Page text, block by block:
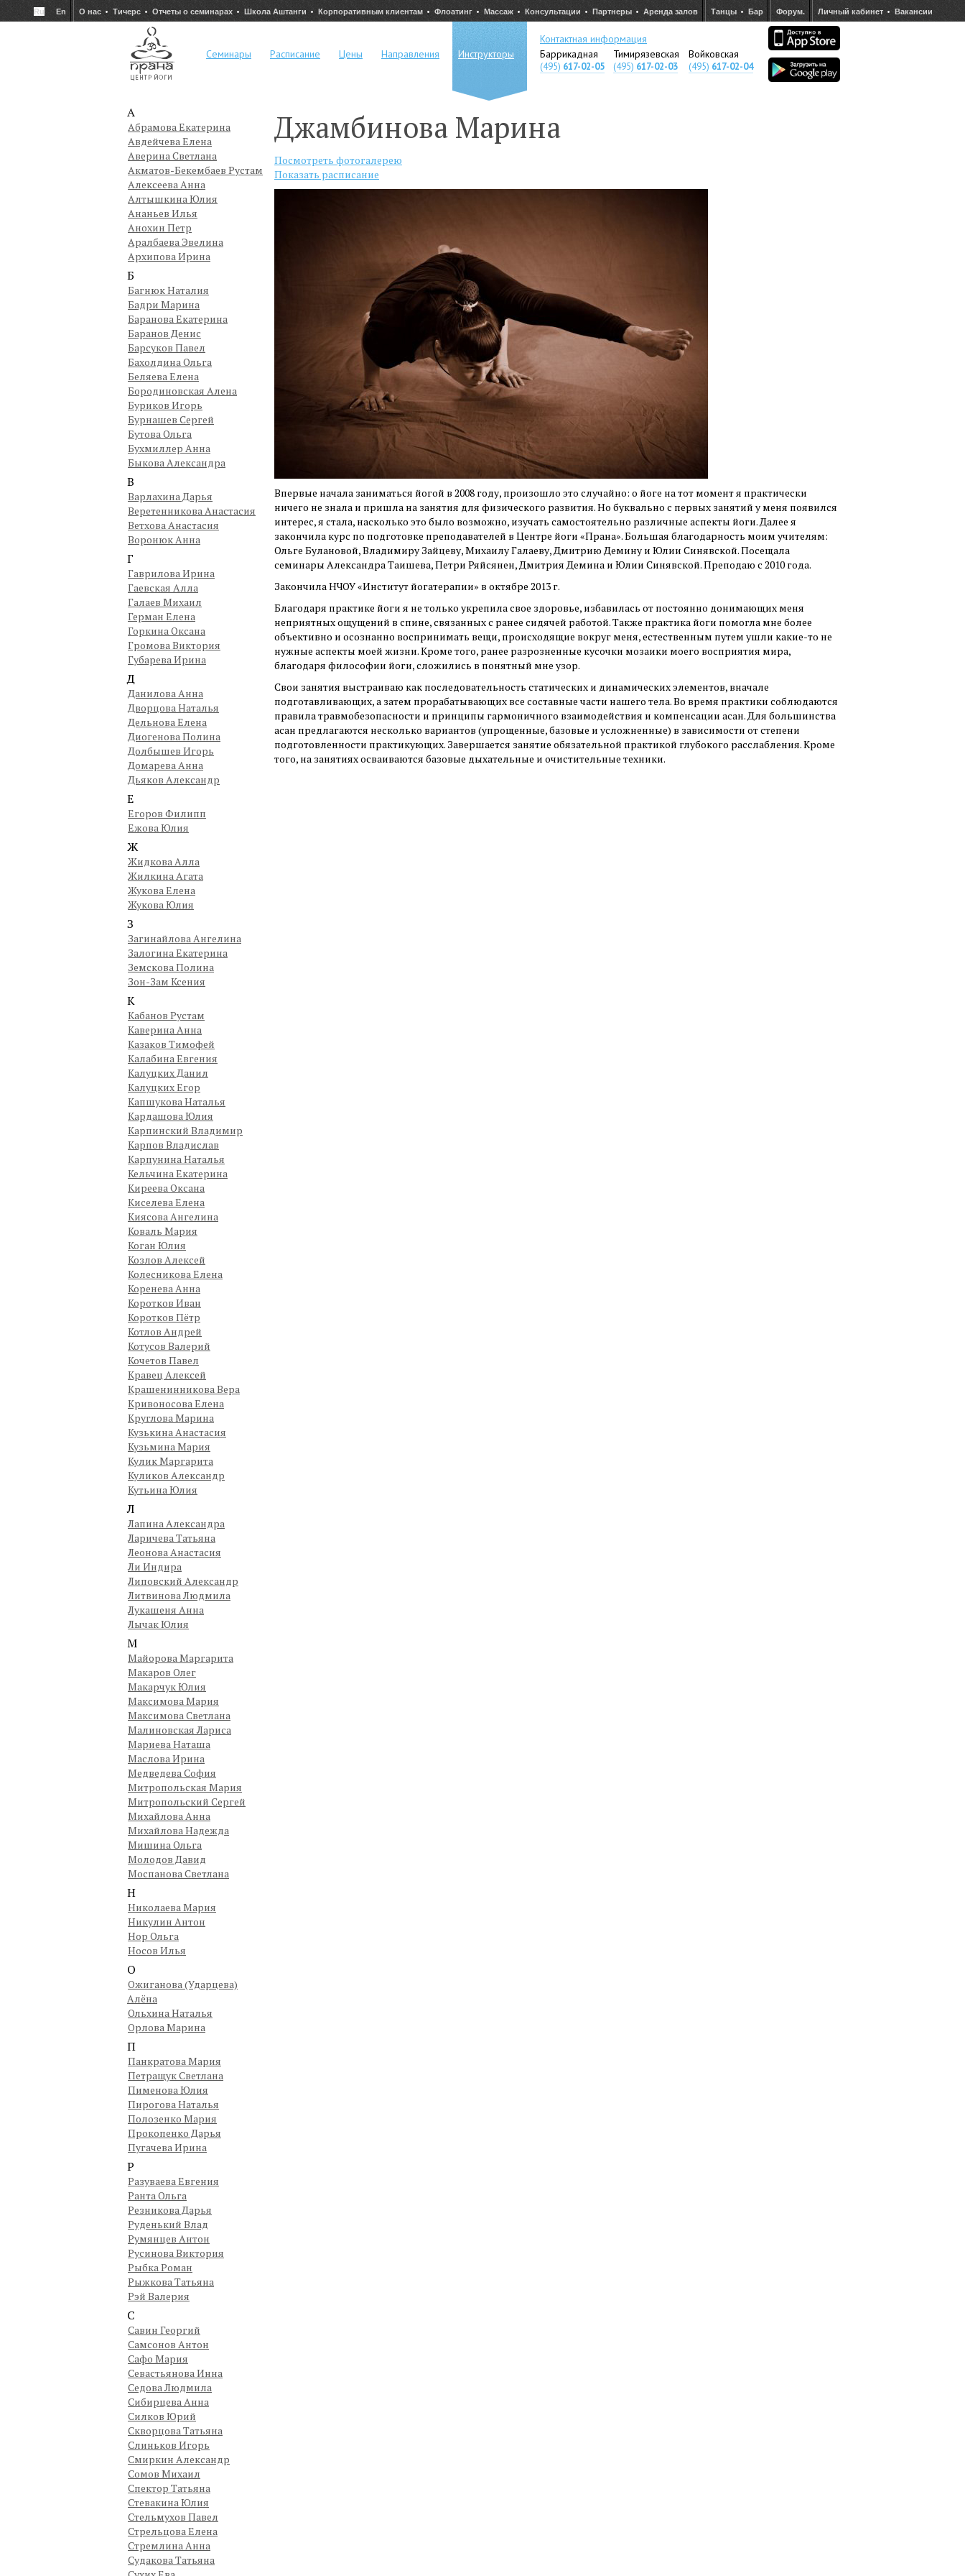
Ru En О нас Тичерс Отчеты о семинарах Школа Аштанги Корпоративным клиентам Флоатинг Массаж Консультации Партнеры Аренда залов Танцы Бар Форум. Личный кабинет Вакансии
Семинары Расписание Цены Направления Инструкторы
Контактная информация
Баррикадная
Тимирязевская Войковская
(495) 617-02-05 (495) 617-02-03 (495) 617-02-04
А
Абрамова Екатерина
Авдейчева Елена
Аверина Светлана
Акматов-Бекембаев Рустам
Алексеева Анна
Алтышкина Юлия
Ананьев Илья
Анохин Петр
Аралбаева Эвелина
Архипова Ирина
Б
Багнюк Наталия
Бадри Марина
Баранова Екатерина
Баранов Денис
Барсуков Павел
Бахолдина Ольга
Беляева Елена
Бородиновская Алена
Буриков Игорь
Бурнашев Сергей
Бутова Ольга
Бухмиллер Анна
Быкова Александра
В
Варлахина Дарья
Веретенникова Анастасия
Ветхова Анастасия
Воронюк Анна
Г
Гаврилова Ирина
Гаевская Алла
Галаев Михаил
Герман Елена
Горкина Оксана
Громова Виктория
Губарева Ирина
Д
Данилова Анна
Дворцова Наталья
Дельнова Елена
Диогенова Полина
Долбышев Игорь
Домарева Анна
Дьяков Александр
Е
Егоров Филипп
Ежова Юлия
Ж
Жидкова Алла
Жилкина Агата
Жукова Елена
Жукова Юлия
З
Загинайлова Ангелина
Залогина Екатерина
Земскова Полина
Зон-Зам Ксения
К
Кабанов Рустам
Каверина Анна
Казаков Тимофей
Калабина Евгения
Калуцких Данил
Калуцких Егор
Капшукова Наталья
Кардашова Юлия
Карпинский Владимир
Карпов Владислав
Карпунина Наталья
Кельчина Екатерина
Киреева Оксана
Киселева Елена
Киясова Ангелина
Коваль Мария
Коган Юлия
Козлов Алексей
Колесникова Елена
Коренева Анна
Коротков Иван
Коротков Пётр
Котлов Андрей
Котусов Валерий
Кочетов Павел
Кравец Алексей
Крашенинникова Вера
Кривоносова Елена
Круглова Марина
Кузькина Анастасия
Кузьмина Мария
Кулик Маргарита
Куликов Александр
Кутьина Юлия
Л
Лапина Александра
Ларичева Татьяна
Леонова Анастасия
Ли Индира
Липовский Александр
Литвинова Людмила
Лукашеня Анна
Лычак Юлия
М
Майорова Маргарита
Макаров Олег
Макарчук Юлия
Максимова Мария
Максимова Светлана
Малиновская Лариса
Мариева Наташа
Маслова Ирина
Медведева София
Митропольская Мария
Митропольский Сергей
Михайлова Анна
Михайлова Надежда
Мишина Ольга
Молодов Давид
Моспанова Светлана
Н
Николаева Мария
Никулин Антон
Нор Ольга
Носов Илья
О
Ожиганова (Ударцева)
Алёна
Ольхина Наталья
Орлова Марина
П
Панкратова Мария
Петращук Светлана
Пименова Юлия
Пирогова Наталья
Полозенко Мария
Прокопенко Дарья
Пугачева Ирина
Р
Разуваева Евгения
Ранта Ольга
Резникова Дарья
Руденький Влад
Румянцев Антон
Русинова Виктория
Рыбка Роман
Рыжкова Татьяна
Рэй Валерия
С
Савин Георгий
Самсонов Антон
Сафо Мария
Севастьянова Инна
Седова Людмила
Сибирцева Анна
Силков Юрий
Скворцова Татьяна
Слиньков Игорь
Смиркин Александр
Сомов Михаил
Спектор Татьяна
Стевакина Юлия
Стельмухов Павел
Стрельцова Елена
Стремлина Анна
Судакова Татьяна
Джамбинова Марина
Посмотреть фотогалерею
Показать расписание
Впервые начала заниматься йогой в 2008 году, произошло это случайно: о йоге на тот момент я практически
ничего не знала и пришла на занятия для физического развития. Но буквально с первых занятий у меня появился
интерес, я стала, насколько это было возможно, изучать самостоятельно различные аспекты йоги. Далее я
закончила курс по подготовке преподавателей в Центре йоги «Прана». Большая благодарность моим учителям:
Ольге Булановой, Владимиру Зайцеву, Михаилу Галаеву, Дмитрию Демину и Юлии Синявской. Посещала
семинары Александра Таишева, Петри Ряйсянен, Дмитрия Демина и Юлии Синявской. Преподаю с 2010 года.
Закончила НЧОУ «Институт йогатерапии» в октябре 2013 г.
Благодаря практике йоги я не только укрепила свое здоровье, избавилась от постоянно донимающих меня
неприятных ощущений в спине, связанных с ранее сидячей работой. Также практика йоги помогла мне более
объективно и осознанно воспринимать вещи, происходящие вокруг меня, естественным путем ушли какие-то не
нужные аспекты моей жизни. Кроме того, ранее разрозненные кусочки мозаики моего восприятия мира,
благодаря философии йоги, сложились в понятный мне узор.
Свои занятия выстраиваю как последовательность статических и динамических элементов, вначале
подготавливающих, а затем прорабатывающих все составные части нашего тела. Во время практики соблюдаются
правила травмобезопасности и принципы гармоничного взаимодействия и компенсации асан. Для большинства
асан предлагаются несколько вариантов (упрощенные, базовые и усложненные) в зависимости от степени
подготовленности практикующих. Завершается занятие обязательной практикой глубокого расслабления. Кроме
того, на занятиях осваиваются базовые дыхательные и очистительные техники.